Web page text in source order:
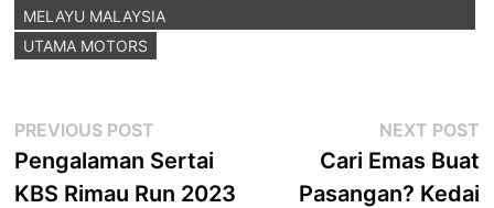
MELAYU MALAYSIA
UTAMA MOTORS
Post
navigation
PREVIOUS POST
post:
Pengalaman Sertai
KBS Rimau Run 2023
NEXT POST
Cari Emas Buat
Pasangan? Kedai